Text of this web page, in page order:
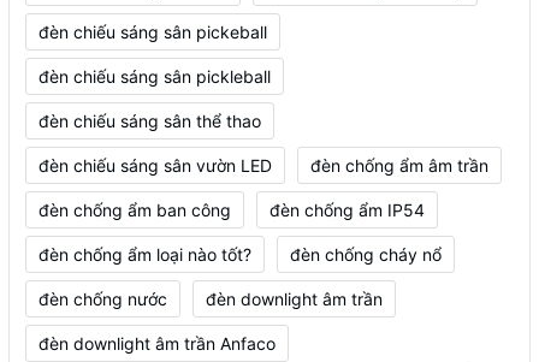
đèn chiếu sáng sân pickeball
đèn chiếu sáng sân pickleball
đèn chiếu sáng sân thể thao
đèn chiếu sáng sân vườn LED đèn chống ẩm âm trần
đèn chống ẩm ban công đèn chống ẩm IP54
đèn chống ẩm loại nào tốt? đèn chống cháy nổ
đèn chống nước đèn downlight âm trần
đèn downlight âm trần Anfaco